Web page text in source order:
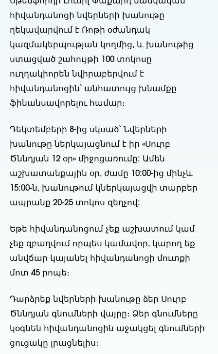
հիվանդանոցի նվերների խանութը
ղեկավարվում է Ռոթի օժանդակ
կազմակերպության կողմից, և խանութից
ստացված շահույթի 100 տոկոսը
ուղղակիորեն նվիրաբերվում է
հիվանդանոցին՝ անհատույց խնամքը
ֆինանսավորելու համար։
Դեկտեմբերի 8-ից սկսած՝ Նվերների
խանութը ներկայացնում է իր «Սուրբ
Ծննդյան 12 օր» միջոցառումը: Ամեն
աշխատանքային օր, ժամը 10:00-ից մինչև
15:00-ն, խանութում կներկայացվի տարբեր
ապրանք 20-25 տոկոս զեղչով:
Եթե հիվանդանոցում չեք աշխատում կամ
չեք զբաղվում որպես կամավոր, կարող եք
անվճար կայանել հիվանդանոցի մուտքի
մոտ 45 րոպե։
Դարձրեք նվերների խանութը ձեր Սուրբ
Ծննդյան գնումների վայրը։ Ձեր գնումները
կօգնեն հիվանդանոցին աջակցել գնումների
ցուցակը լրացնելիս։